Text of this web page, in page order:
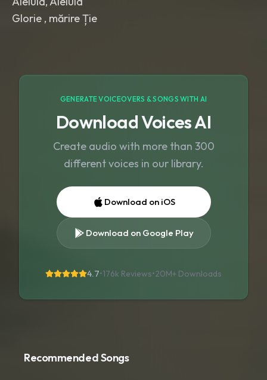
Glorie , mărire Ție
GENERATE VOICEOVERS & SONGS WITH AI
Download Voices AI
Create audio with more than 300
different voices in our library.
Download on iOS
Download on Google Play
4.7•176k Reviews•20M+ Downloads
Recommended Songs